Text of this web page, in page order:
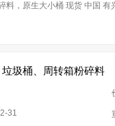
料，原生大小桶 现货 中国 有
圾桶、周转箱粉碎料
31